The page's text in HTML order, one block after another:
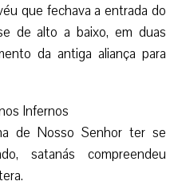
que fechava a entrada do
de alto a baixo, em duas
da antiga aliança para
Infernos
de Nosso Senhor ter se
satanás compreendeu